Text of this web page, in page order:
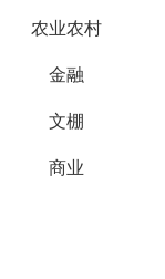
农业农村
金融
文棚
商业